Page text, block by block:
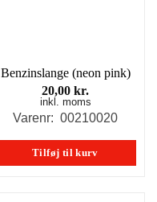
Benzinslange (neon pink)
20,00 kr.
inkl. moms
Varenr: 00210020
Tilføj til kurv